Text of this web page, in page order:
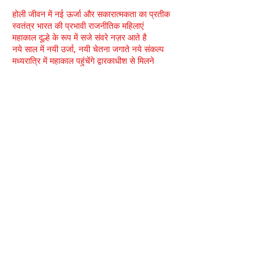
होली जीवन में नई ऊर्जा और सकारात्मकता का प्रतीक
स्वतंत्र भारत की प्रभावी राजनीतिक महिलाएं
महाकाल दूल्हे के रूप में सजे संवरे नज़र आते है
नये साल में नयी उर्जा, नयी चेतना जगाते नये संकल्प
मध्यरात्रि में महाकाल पहुंचेंगे द्वारकाधीश से मिलने